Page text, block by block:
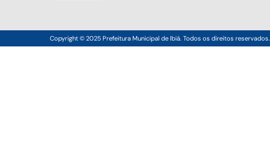
Copyright © 2025 Prefeitura Municipal de Ibiá. Todos os direitos reservados.